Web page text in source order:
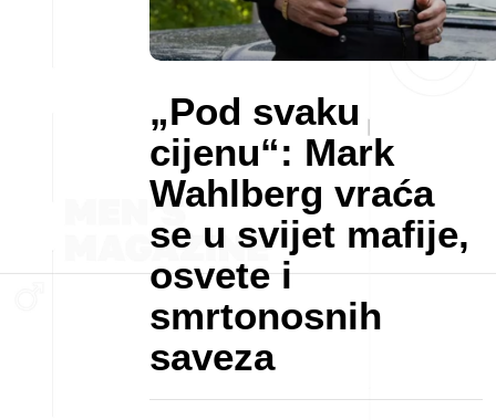
„Pod svaku
cijenu“: Mark
Wahlberg vraća
se u svijet mafije,
osvete i
smrtonosnih
saveza